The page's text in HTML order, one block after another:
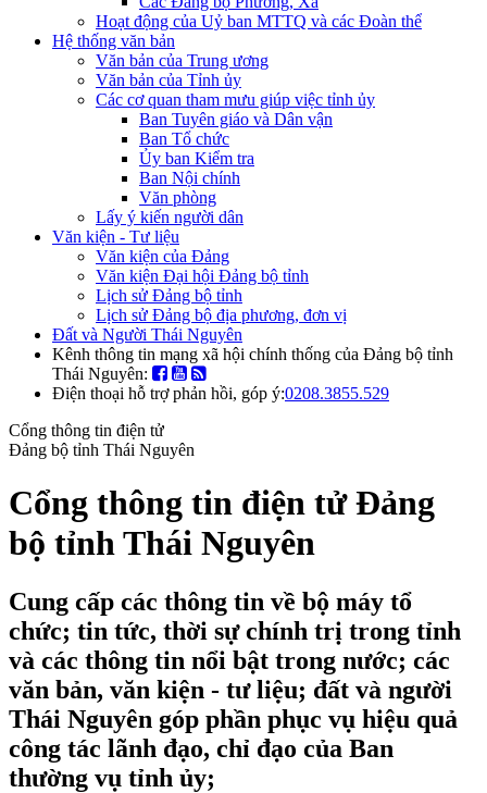
Hoạt động của Uỷ ban MTTQ và các Đoàn thể
Hệ thống văn bản
Văn bản của Trung ương
Văn bản của Tỉnh ủy
Các cơ quan tham mưu giúp việc tỉnh ủy
Ban Tuyên giáo và Dân vận
Ban Tổ chức
Ủy ban Kiểm tra
Ban Nội chính
Văn phòng
Lấy ý kiến người dân
Văn kiện - Tư liệu
Văn kiện của Đảng
Văn kiện Đại hội Đảng bộ tỉnh
Lịch sử Đảng bộ tỉnh
Lịch sử Đảng bộ địa phương, đơn vị
Đất và Người Thái Nguyên
Kênh thông tin mạng xã hội chính thống của Đảng bộ tỉnh
Thái Nguyên:
Điện thoại hỗ trợ phản hồi, góp ý:0208.3855.529
Cổng thông tin điện tử
Đảng bộ tỉnh Thái Nguyên
Cổng thông tin điện tử Đảng
bộ tỉnh Thái Nguyên
Cung cấp các thông tin về bộ máy tổ
chức; tin tức, thời sự chính trị trong tỉnh
và các thông tin nổi bật trong nước; các
văn bản, văn kiện - tư liệu; đất và người
Thái Nguyên góp phần phục vụ hiệu quả
công tác lãnh đạo, chỉ đạo của Ban
thường vụ tỉnh ủy;